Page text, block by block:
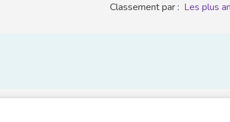
Classement par : Les plus